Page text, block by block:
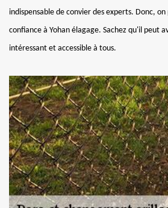
indispensable de convier des experts. Donc,
confiance à Yohan élagage. Sachez qu'il peut
intéressant et accessible à tous.